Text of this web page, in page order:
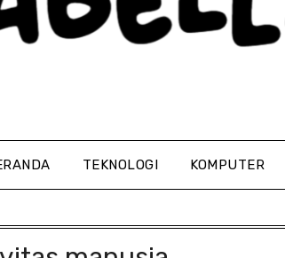
TEKNOLOGI KOMPUTER